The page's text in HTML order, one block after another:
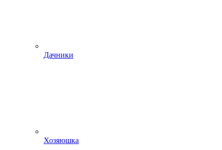
Дачники
Хозяюшка